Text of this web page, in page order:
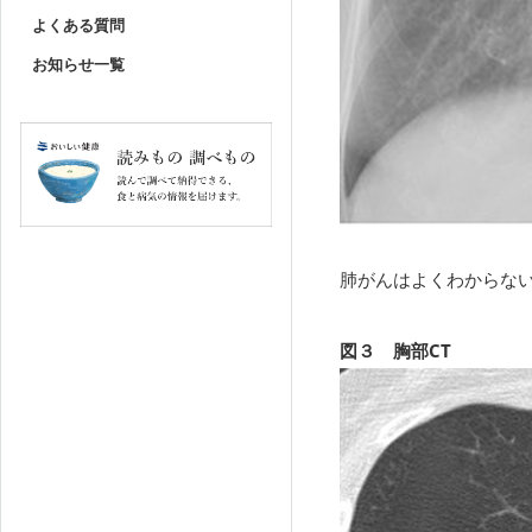
よくある質問
お知らせ一覧
肺がんはよくわからな
図３ 胸部CT